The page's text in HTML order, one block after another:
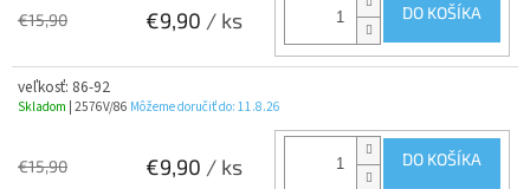
€15,90 €9,90 / ks DO KOŠÍKA
veľkosť: 86-92
Skladom | 2576V/86 Môžeme doručiť do: 11.8.26
€15,90 €9,90 / ks DO KOŠÍKA